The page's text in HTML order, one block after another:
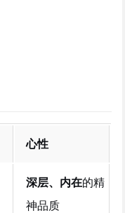
心性
深层、内在的精
神品质